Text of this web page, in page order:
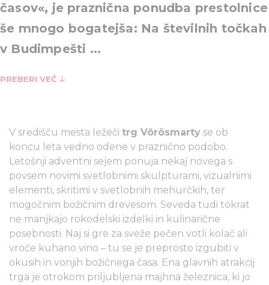
časov«, je praznična ponudba prestolnice
še mnogo bogatejša: Na številnih točkah
v Budimpešti ...
PREBERI VEČ
V središču mesta ležeči trg Vörösmarty se ob
koncu leta vedno odene v praznično podobo.
Letošnji adventni sejem ponuja nekaj novega s
povsem novimi svetlobnimi skulpturami, vizualnimi
elementi, skritimi v svetlobnih mehurčkih, ter
mogočnim božičnim drevesom. Seveda tudi tokrat
ne manjkajo rokodelski izdelki in kulinarične
posebnosti. Naj si gre za sveže pečen votli kolač ali
vroče kuhano vino – tu se je preprosto izgubiti v
okusih in vonjih božičnega časa. Ena glavnih atrakcij
trga je otrokom priljubljena majhna železnica, ki jo